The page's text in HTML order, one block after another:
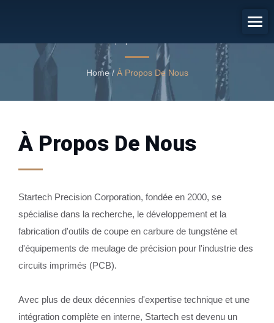
Home / À Propos De Nous
À Propos De Nous
Startech Precision Corporation, fondée en 2000, se
spécialise dans la recherche, le développement et la
fabrication d'outils de coupe en carbure de tungstène et
d'équipements de meulage de précision pour l'industrie des
circuits imprimés (PCB).
Avec plus de deux décennies d'expertise technique et une
intégration complète en interne, Startech est devenu un